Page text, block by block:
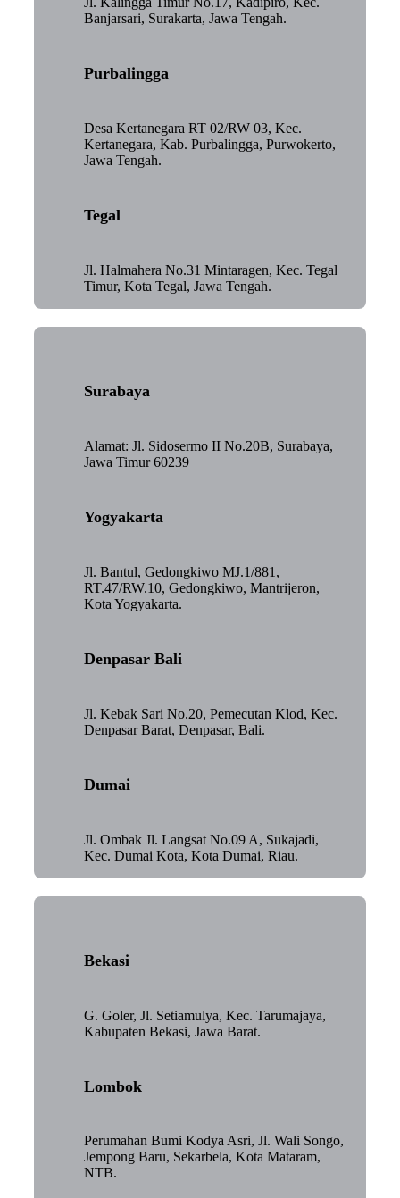
Banjarsari, Surakarta, Jawa Tengah.
Purbalingga
Desa Kertanegara RT 02/RW 03, Kec.
Kertanegara, Kab. Purbalingga, Purwokerto,
Jawa Tengah.
Tegal
Jl. Halmahera No.31 Mintaragen, Kec. Tegal
Timur, Kota Tegal, Jawa Tengah.
Surabaya
Alamat: Jl. Sidosermo II No.20B, Surabaya,
Jawa Timur 60239
Yogyakarta
Jl. Bantul, Gedongkiwo MJ.1/881,
RT.47/RW.10, Gedongkiwo, Mantrijeron,
Kota Yogyakarta.
Denpasar Bali
Jl. Kebak Sari No.20, Pemecutan Klod, Kec.
Denpasar Barat, Denpasar, Bali.
Dumai
Jl. Ombak Jl. Langsat No.09 A, Sukajadi,
Kec. Dumai Kota, Kota Dumai, Riau.
Bekasi
G. Goler, Jl. Setiamulya, Kec. Tarumajaya,
Kabupaten Bekasi, Jawa Barat.
Lombok
Perumahan Bumi Kodya Asri, Jl. Wali Songo,
Jempong Baru, Sekarbela, Kota Mataram,
NTB.